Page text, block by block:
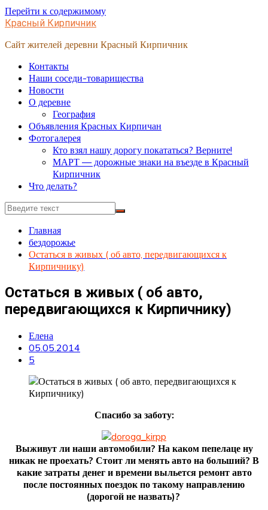
Перейти к содержимому
Красный Кирпичник
Сайт жителей деревни Красный Кирпичник
Контакты
Наши соседи-товарищества
Новости
О деревне
География
Объявления Красных Кирпичан
Фотогалерея
Кто взял нашу дорогу покататься? Верните!
МАРТ — дорожные знаки на въезде в Красный
Кирпичник
Что делать?
Главная
бездорожье
Остаться в живых ( об авто, передвигающихся к
Кирпичнику)
Остаться в живых ( об авто,
передвигающихся к Кирпичнику)
Елена
05.05.2014
5
Спасибо за заботу:
Выживут ли наши автомобили? На каком пепелаце ну
никак не проехать? Стоит ли менять авто на больший? В
какие затраты денег и времени выльется ремонт авто
после постоянных поездок по такому направлению
(дорогой не назвать)?